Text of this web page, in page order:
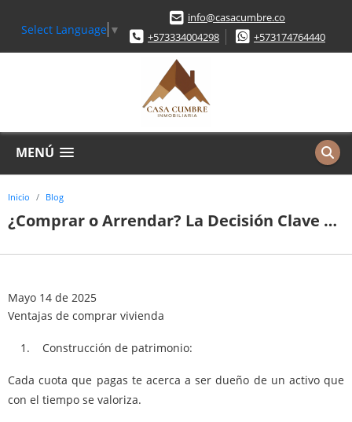
Select Language ▼
info@casacumbre.co
+573334004298
+573174764440
MENÚ
Inicio Blog
¿Comprar o Arrendar? La Decisión Clave en Tiempos de Incertidumbre Económica
Mayo 14 de 2025
Ventajas de comprar vivienda
1. Construcción de patrimonio:
Cada cuota que pagas te acerca a ser dueño de un activo que
con el tiempo se valoriza.